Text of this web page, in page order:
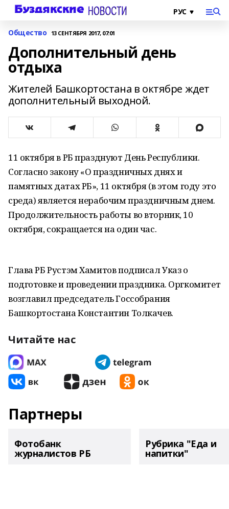
Общество 13 СЕНТЯБРЯ 2017, 07:01
Дополнительный день
отдыха
Жителей Башкортостана в октябре ждет
дополнительный выходной.
11 октября в РБ празднуют День Республики.
Согласно закону «О праздничных днях и
памятных датах РБ», 11 октября (в этом году это
среда) является нерабочим праздничным днем.
Продолжительность работы во вторник, 10
октября, сокращается на один час.
Глава РБ Рустэм Хамитов подписал Указ о
подготовке и проведении праздника. Оргкомитет
возглавил председатель Госсобрания
Башкортостана Константин Толкачев.
Читайте нас
Партнеры
Фотобанк
журналистов РБ
Рубрика "Еда и
напитки"